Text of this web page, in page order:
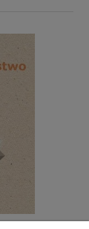
pewnej